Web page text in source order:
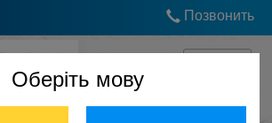
Оберіть мову
Позвонить